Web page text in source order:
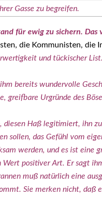
Gas­se zu begrei­fen.
für ewig zu sichern.
die Kom­mu­nis­ten, die
und tücki­scher
bereits wun­der­vol­le
Urgrün­de des
Haß legi­ti­miert, ihn
sol­len, das Gefühl vom
wer­den, und es ist eine
posi­ti­ver Art. Er sagt
muß natür­lich eine
Sie mer­ken nicht, daß